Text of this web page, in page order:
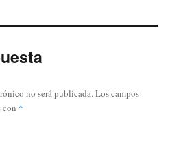
no será publicada. Los campos
con *